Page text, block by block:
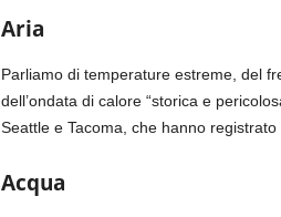
Aria
Parliamo di temperature estreme, del
dell’ondata di calore “storica e
Seattle e Tacoma, che hanno
Acqua